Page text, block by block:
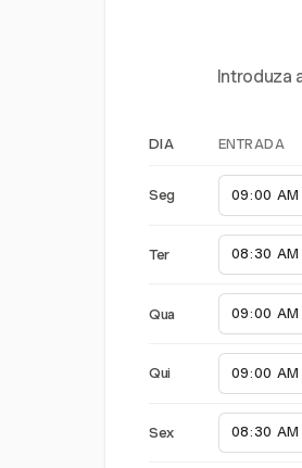
Introduza
DIA ENTRADA
Seg
Ter
Qua
Qui
Sex